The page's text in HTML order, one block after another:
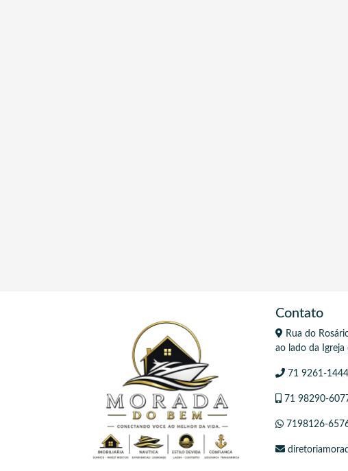
Contato
Rua do
ao lado da Igreja
71 9261-1444
71 98290-
7198126-